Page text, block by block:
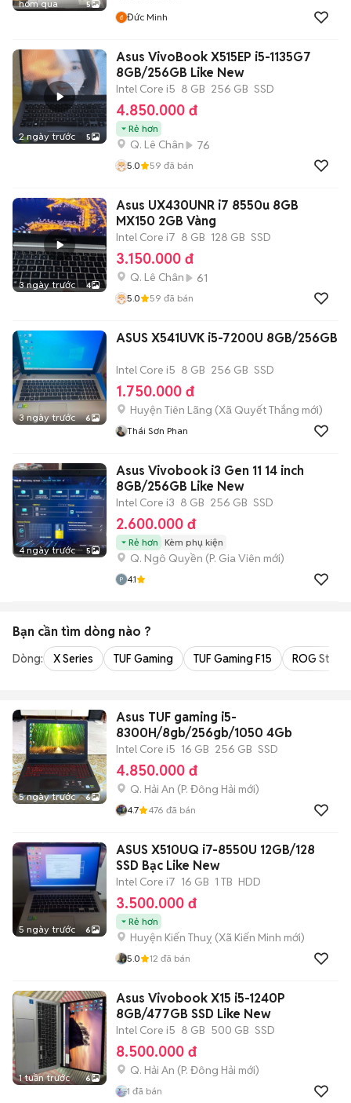
hôm qua 5
Đức Minh
2 ngày trước 5
Asus VivoBook X515EP i5-1135G7
8GB/256GB Like New
Intel Core i5 8 GB 256 GB SSD
4.850.000 đ
Rẻ hơn
Q. Lê Chân 76
5.0 59 đã bán
3 ngày trước 4
Asus UX430UNR i7 8550u 8GB
MX150 2GB Vàng
Intel Core i7 8 GB 128 GB SSD
3.150.000 đ
Q. Lê Chân 61
5.0 59 đã bán
3 ngày trước 6
ASUS X541UVK i5-7200U 8GB/256GB
Intel Core i5 8 GB 256 GB SSD
1.750.000 đ
Huyện Tiên Lãng (Xã Quyết Thắng mới)
Thái Sơn Phan
4 ngày trước 5
Asus Vivobook i3 Gen 11 14 inch
8GB/256GB Like New
Intel Core i3 8 GB 256 GB SSD
2.600.000 đ
Rẻ hơn Kèm phụ kiện
Q. Ngô Quyền (P. Gia Viên mới)
4.1
Bạn cần tìm dòng nào ?
Dòng: X Series TUF Gaming TUF Gaming F15 ROG Strix
5 ngày trước 6
Asus TUF gaming i5-
8300H/8gb/256gb/1050 4Gb
Intel Core i5 16 GB 256 GB SSD
4.850.000 đ
Q. Hải An (P. Đông Hải mới)
4.7 476 đã bán
5 ngày trước 6
ASUS X510UQ i7-8550U 12GB/128
SSD Bạc Like New
Intel Core i7 16 GB 1 TB HDD
3.500.000 đ
Rẻ hơn
Huyện Kiến Thuỵ (Xã Kiến Minh mới)
5.0 12 đã bán
1 tuần trước 6
Asus Vivobook X15 i5-1240P
8GB/477GB SSD Like New
Intel Core i5 8 GB 500 GB SSD
8.500.000 đ
Q. Hải An (P. Đông Hải mới)
1 đã bán